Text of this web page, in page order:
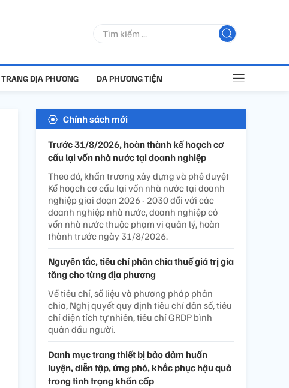
TRANG ĐỊA PHƯƠNG ĐA PHƯƠNG TIỆN
Chính sách mới
Trước 31/8/2026, hoàn thành kế hoạch cơ
cấu lại vốn nhà nước tại doanh nghiệp
Theo đó, khẩn trương xây dựng và phê duyệt
Kế hoạch cơ cấu lại vốn nhà nước tại doanh
nghiệp giai đoạn 2026 - 2030 đối với các
doanh nghiệp nhà nước, doanh nghiệp có
vốn nhà nước thuộc phạm vi quản lý, hoàn
thành trước ngày 31/8/2026.
Nguyên tắc, tiêu chí phân chia thuế giá trị gia
tăng cho từng địa phương
Về tiêu chí, số liệu và phương pháp phân
chia, Nghị quyết quy định tiêu chí dân số, tiêu
chí diện tích tự nhiên, tiêu chí GRDP bình
quân đầu người.
Danh mục trang thiết bị bảo đảm huấn
luyện, diễn tập, ứng phó, khắc phục hậu quả
trong tình trạng khẩn cấp